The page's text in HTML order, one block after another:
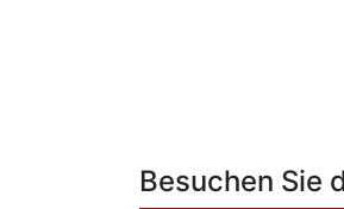
Besuchen Sie